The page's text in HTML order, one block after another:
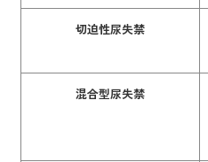
切迫性尿失禁
混合型尿失禁